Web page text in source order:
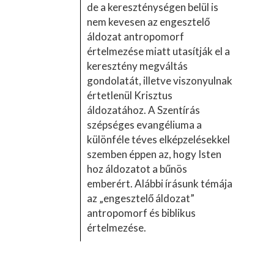
de a kereszténységen belül is
nem kevesen az engesztelő
áldozat antropomorf
értelmezése miatt utasítják el a
keresztény megváltás
gondolatát, illetve viszonyulnak
értetlenül Krisztus
áldozatához. A Szentírás
szépséges evangéliuma a
különféle téves elképzelésekkel
szemben éppen az, hogy Isten
hoz áldozatot a bűnös
emberért. Alábbi írásunk témája
az „engesztelő áldozat”
antropomorf és biblikus
értelmezése.